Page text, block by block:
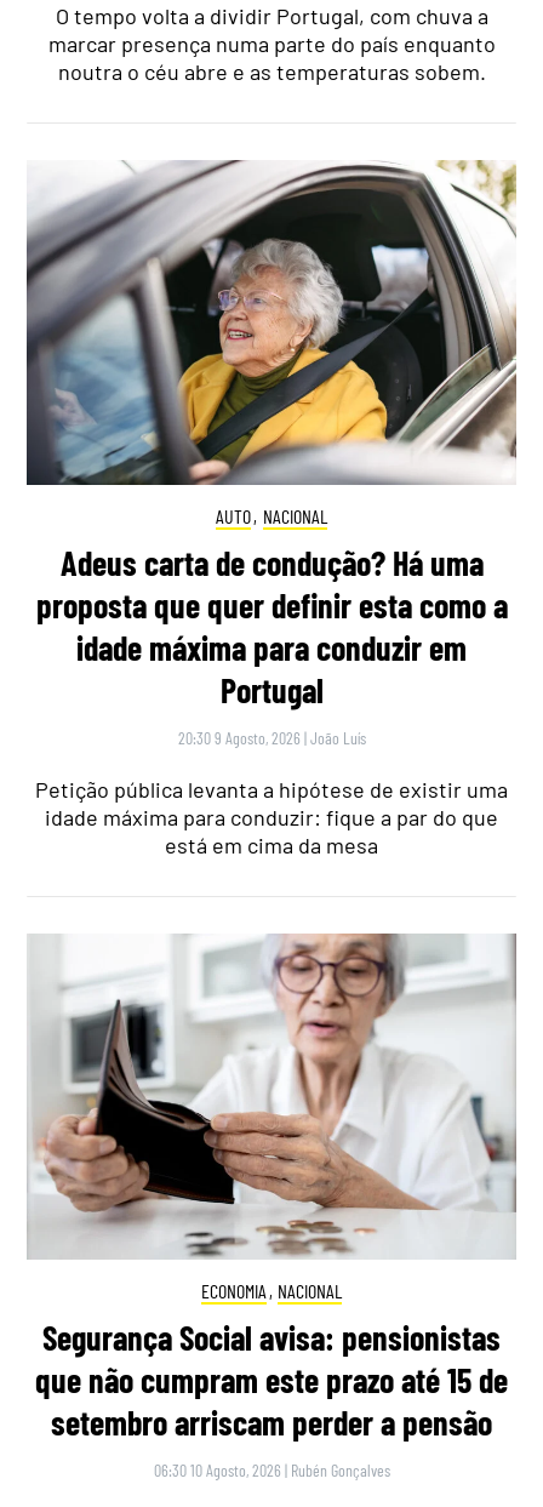
O tempo volta a dividir Portugal, com chuva a
marcar presença numa parte do país enquanto
noutra o céu abre e as temperaturas sobem.
AUTO, NACIONAL
Adeus carta de condução? Há uma
proposta que quer definir esta como a
idade máxima para conduzir em
Portugal
20:30 9 Agosto, 2026 |João Luís
Petição pública levanta a hipótese de existir uma
idade máxima para conduzir: fique a par do que
está em cima da mesa
ECONOMIA , NACIONAL
Segurança Social avisa: pensionistas
que não cumpram este prazo até 15 de
setembro arriscam perder a pensão
06:30 10 Agosto, 2026 | Rubén Gonçalves